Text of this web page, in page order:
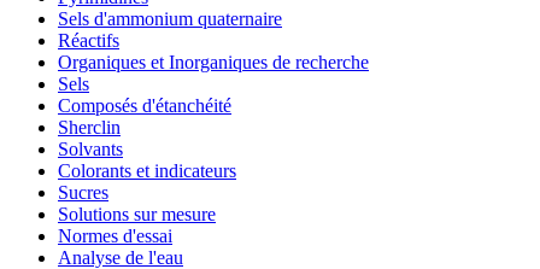
Sels d'ammonium quaternaire
Réactifs
Organiques et Inorganiques de recherche
Sels
Composés d'étanchéité
Sherclin
Solvants
Colorants et indicateurs
Sucres
Solutions sur mesure
Normes d'essai
Analyse de l'eau